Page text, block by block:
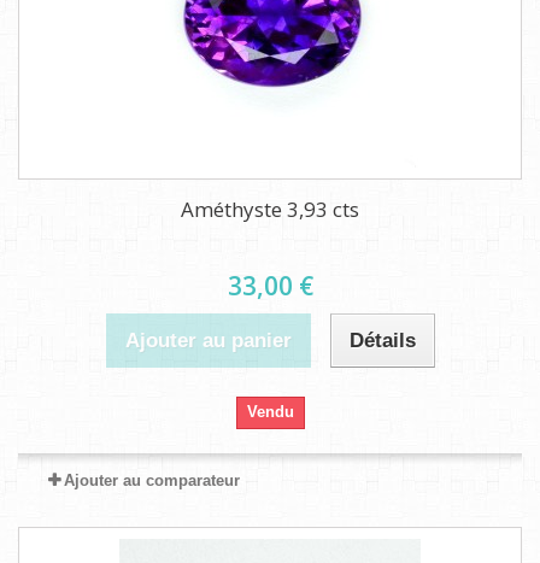
Améthyste 3,93 cts
33,00 €
Ajouter au panier Détails
Vendu
Ajouter au comparateur